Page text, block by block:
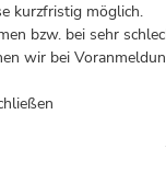
kurzfristig möglich.
bzw. bei sehr
wir bei